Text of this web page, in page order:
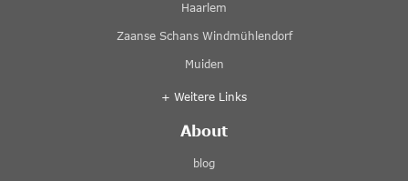
Haarlem
Zaanse Schans Windmühlendorf
Muiden
+ Weitere Links
About
blog